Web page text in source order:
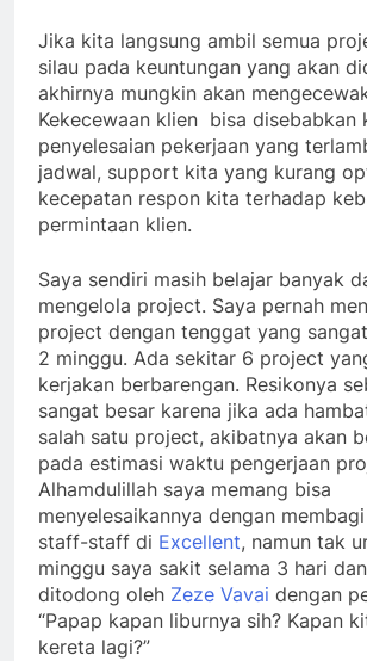
Jika kita langsung ambil semua
silau pada keuntungan yang akan
akhirnya mungkin akan
Kekecewaan klien bisa disebabkan
penyelesaian pekerjaan yang
jadwal, support kita yang kurang
kecepatan respon kita terhadap
permintaan klien.
Saya sendiri masih belajar banyak
mengelola project. Saya pernah
project dengan tenggat yang
2 minggu. Ada sekitar 6 project
kerjakan berbarengan. Resikonya
sangat besar karena jika ada
salah satu project, akibatnya akan
pada estimasi waktu pengerjaan
Alhamdulillah saya memang bisa
menyelesaikannya dengan
staff-staff di Excellent, namun tak
minggu saya sakit selama 3 hari
ditodong oleh Zeze Vavai dengan
“Papap kapan liburnya sih? Kapan
kereta lagi?”